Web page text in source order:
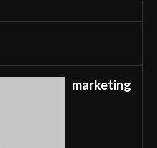
marketing